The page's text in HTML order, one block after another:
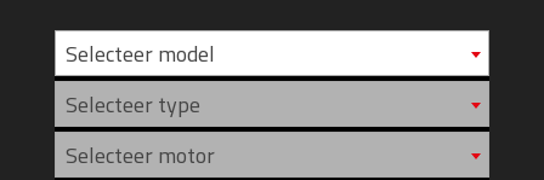
Selecteer model
Selecteer type
Selecteer motor